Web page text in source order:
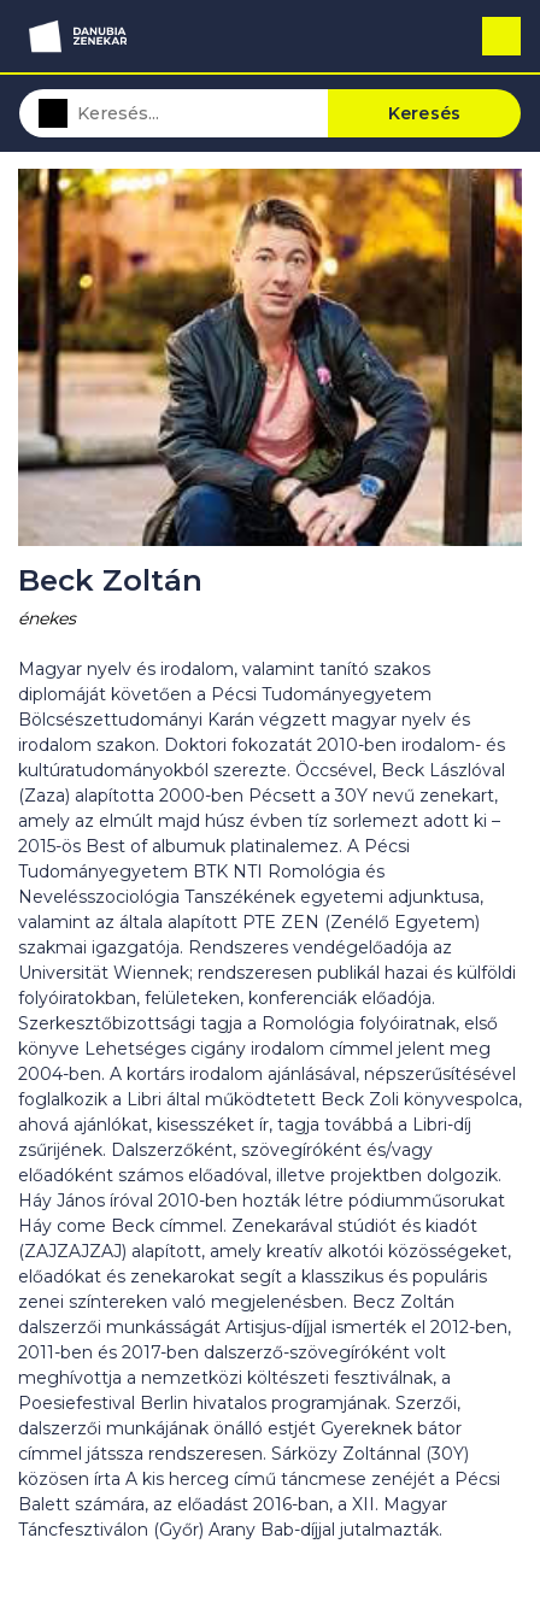
Keresés
Beck Zoltán
énekes
Magyar nyelv és irodalom, valamint tanító szakos
diplomáját követően a Pécsi Tudományegyetem
Bölcsészettudományi Karán végzett magyar nyelv és
irodalom szakon. Doktori fokozatát 2010-ben irodalom- és
kultúratudományokból szerezte. Öccsével, Beck Lászlóval
(Zaza) alapította 2000-ben Pécsett a 30Y nevű zenekart,
amely az elmúlt majd húsz évben tíz sorlemezt adott ki –
2015-ös Best of albumuk platinalemez. A Pécsi
Tudományegyetem BTK NTI Romológia és
Nevelésszociológia Tanszékének egyetemi adjunktusa,
valamint az általa alapított PTE ZEN (Zenélő Egyetem)
szakmai igazgatója. Rendszeres vendégelőadója az
Universität Wiennek; rendszeresen publikál hazai és külföldi
folyóiratokban, felületeken, konferenciák előadója.
Szerkesztőbizottsági tagja a Romológia folyóiratnak, első
könyve Lehetséges cigány irodalom címmel jelent meg
2004-ben. A kortárs irodalom ajánlásával, népszerűsítésével
foglalkozik a Libri által működtetett Beck Zoli könyvespolca,
ahová ajánlókat, kisesszéket ír, tagja továbbá a Libri-díj
zsűrijének. Dalszerzőként, szövegíróként és/vagy
előadóként számos előadóval, illetve projektben dolgozik.
Háy János íróval 2010-ben hozták létre pódiumműsorukat
Háy come Beck címmel. Zenekarával stúdiót és kiadót
(ZAJZAJZAJ) alapított, amely kreatív alkotói közösségeket,
előadókat és zenekarokat segít a klasszikus és populáris
zenei színtereken való megjelenésben. Becz Zoltán
dalszerzői munkásságát Artisjus-díjjal ismerték el 2012-ben,
2011-ben és 2017-ben dalszerző-szövegíróként volt
meghívottja a nemzetközi költészeti fesztiválnak, a
Poesiefestival Berlin hivatalos programjának. Szerzői,
dalszerzői munkájának önálló estjét Gyereknek bátor
címmel játssza rendszeresen. Sárközy Zoltánnal (30Y)
közösen írta A kis herceg című táncmese zenéjét a Pécsi
Balett számára, az előadást 2016-ban, a XII. Magyar
Táncfesztiválon (Győr) Arany Bab-díjjal jutalmazták.